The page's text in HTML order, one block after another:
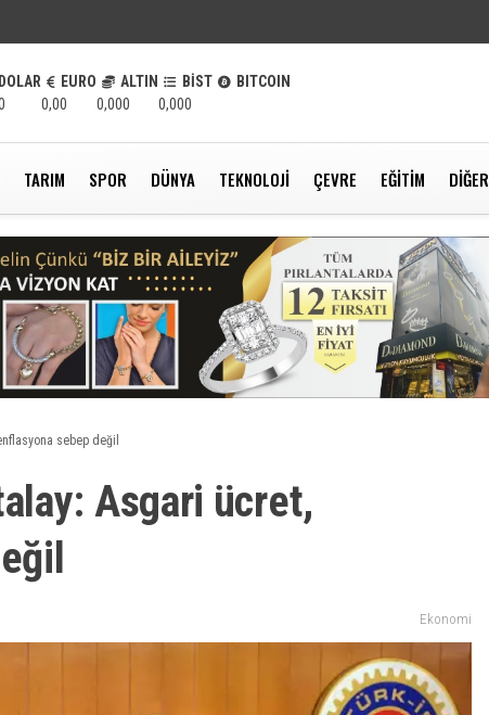
DOLAR
EURO
0,00
ALTIN
0,000
BİST
0,000
BITCOIN
TARIM SPOR DÜNYA TEKNOLOJI ÇEVRE EĞITIM DIĞER
sebep değil
Asgari ücret,
Ekonomi